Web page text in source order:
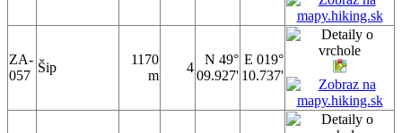
ZA-
057
Šip
1170
m
4
N 49°
09.927'
E 019°
10.737'